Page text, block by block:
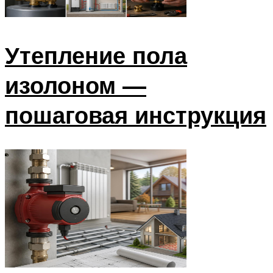
Утепление пола
изолоном —
пошаговая инструкция